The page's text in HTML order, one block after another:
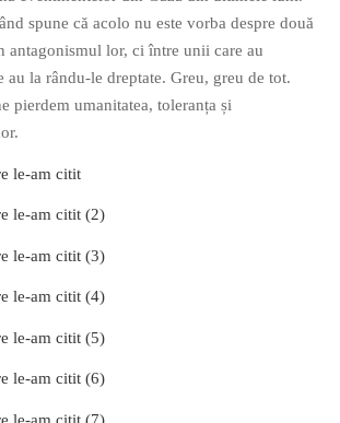
spune că acolo nu este vorba despre două
antagonismul lor, ci între unii care au
au la rându-le dreptate. Greu, greu de tot.
pierdem umanitatea, toleranța și
le-am citit
le-am citit (2)
le-am citit (3)
le-am citit (4)
le-am citit (5)
le-am citit (6)